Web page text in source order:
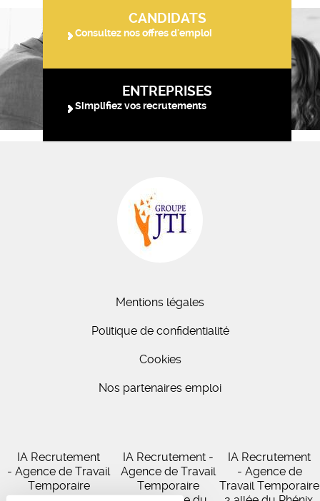
CANDIDATS
Consultez nos offres d'emploi
ENTREPRISES
Simplifiez vos recrutements
Mentions légales
Politique de confidentialité
Cookies
Nos partenaires emploi
IA Recrutement
- Agence de Travail
Temporaire
IA Recrutement -
Agence de Travail
Temporaire
IA Recrutement
- Agence de
Travail Temporaire